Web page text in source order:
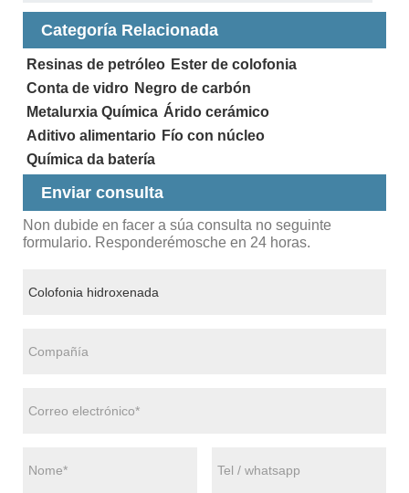
Categoría Relacionada
Resinas de petróleo Ester de colofonia
Conta de vidro Negro de carbón
Metalurxia Química Árido cerámico
Aditivo alimentario Fío con núcleo
Química da batería
Enviar consulta
Non dubide en facer a súa consulta no seguinte
formulario. Responderémosche en 24 horas.